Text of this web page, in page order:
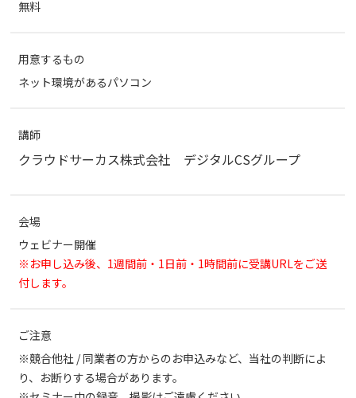
無料
用意するもの
ネット環境があるパソコン
講師
クラウドサーカス株式会社 デジタルCSグループ
会場
ウェビナー開催
※お申し込み後、1週間前・1日前・1時間前に受講URLをご送
付します。
ご注意
※競合他社 / 同業者の方からのお申込みなど、当社の判断によ
り、お断りする場合があります。